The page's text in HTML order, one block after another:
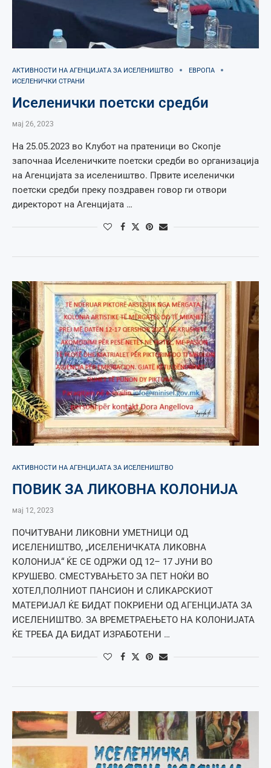
АКТИВНОСТИ НА АГЕНЦИЈАТА ЗА ИСЕЛЕНИШТВО
ЕВРОПА
ИСЕЛЕНИЧКИ СТРАНИ
Иселенички поетски средби
мај 26, 2023
На 25.05.2023 во Клубот на пратеници во Скопје
започнаа Иселеничките поетски средби во организација
на Агенцијата за иселеништво. Првите иселенички
поетски средби преку поздравен говор ги отвори
директорот на Агенцијата …
АКТИВНОСТИ НА АГЕНЦИЈАТА ЗА ИСЕЛЕНИШТВО
ПОВИК ЗА ЛИКОВНА КОЛОНИЈА
мај 12, 2023
ПОЧИТУВАНИ ЛИКОВНИ УМЕТНИЦИ ОД
ИСЕЛЕНИШТВО, „ИСЕЛЕНИЧКАТА ЛИКОВНА
КОЛОНИЈА“ ЌЕ СЕ ОДРЖИ ОД 12– 17 ЈУНИ ВО
КРУШЕВО. СМЕСТУВАЊЕТО ЗА ПЕТ НОЌИ ВО
ХОТЕЛ,ПОЛНИОТ ПАНСИОН И СЛИКАРСКИОТ
МАТЕРИЈАЛ ЌЕ БИДАТ ПОКРИЕНИ ОД АГЕНЦИЈАТА ЗА
ИСЕЛЕНИШТВО. ЗА ВРЕМЕТРАЕЊЕТО НА КОЛОНИЈАТА
ЌЕ ТРЕБА ДА БИДАТ ИЗРАБОТЕНИ …